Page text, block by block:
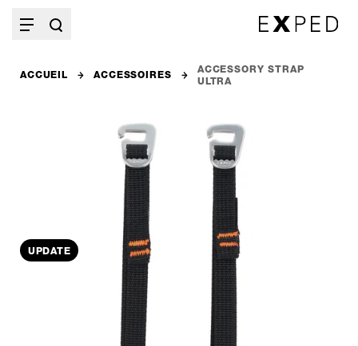
ACCUEIL ACCESSOIRES
ACCESSORY STRAP
ULTRA
UPDATE